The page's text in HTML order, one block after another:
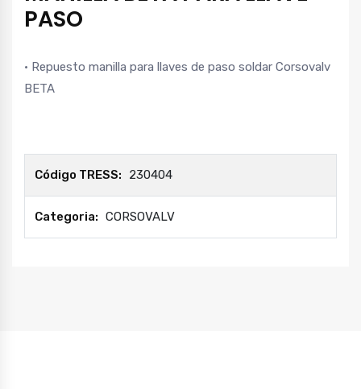
PASO
• Repuesto manilla para llaves de paso soldar Corsovalv
BETA
Código TRESS: 230404
Categoria: CORSOVALV